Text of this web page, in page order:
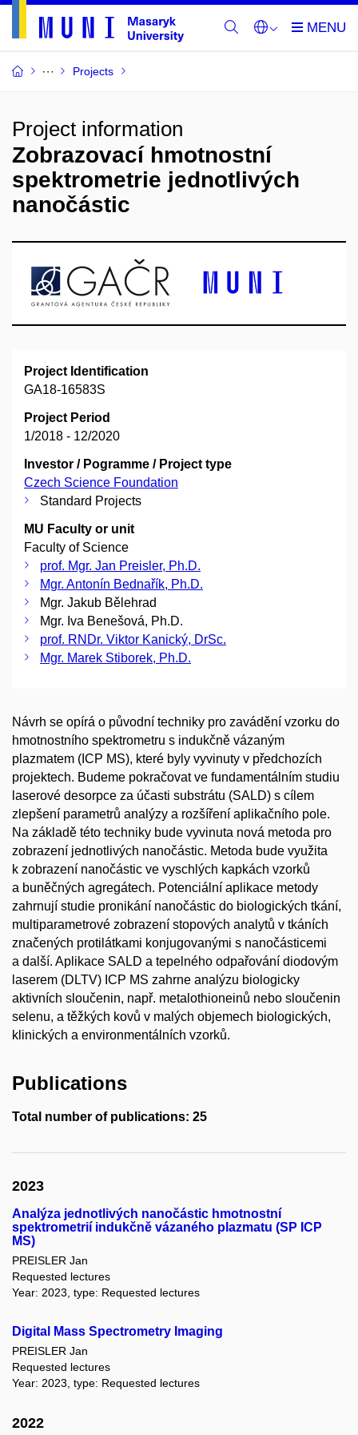
Projects
Project information
Zobrazovací hmotnostní
spektrometrie jednotlivých
nanočástic
Project Identification
GA18-16583S
Project Period
1/2018 - 12/2020
Investor / Pogramme / Project type
Czech Science Foundation
Standard Projects
MU Faculty or unit
Faculty of Science
prof. Mgr. Jan Preisler, Ph.D.
Mgr. Antonín Bednařík, Ph.D.
Mgr. Jakub Bělehrad
Mgr. Iva Benešová, Ph.D.
prof. RNDr. Viktor Kanický, DrSc.
Mgr. Marek Stiborek, Ph.D.
Návrh se opírá o původní techniky pro zavádění vzorku do
hmotnostního spektrometru s indukčně vázaným
plazmatem (ICP MS), které byly vyvinuty v předchozích
projektech. Budeme pokračovat ve fundamentálním studiu
laserové desorpce za účasti substrátu (SALD) s cílem
zlepšení parametrů analýzy a rozšíření aplikačního pole.
Na základě této techniky bude vyvinuta nová metoda pro
zobrazení jednotlivých nanočástic. Metoda bude využita
k zobrazení nanočástic ve vyschlých kapkách vzorků
a buněčných agregátech. Potenciální aplikace metody
zahrnují studie pronikání nanočástic do biologických tkání,
multiparametrové zobrazení stopových analytů v tkáních
značených protilátkami konjugovanými s nanočásticemi
a další. Aplikace SALD a tepelného odpařování diodovým
laserem (DLTV) ICP MS zahrne analýzu biologicky
aktivních sloučenin, např. metalothioneinů nebo sloučenin
selenu, a těžkých kovů v malých objemech biologických,
klinických a environmentálních vzorků.
Publications
Total number of publications: 25
2023
Analýza jednotlivých nanočástic hmotnostní
spektrometrií indukčně vázaného plazmatu (SP ICP
MS)
PREISLER Jan
Requested lectures
Year: 2023, type: Requested lectures
Digital Mass Spectrometry Imaging
PREISLER Jan
Requested lectures
Year: 2023, type: Requested lectures
2022